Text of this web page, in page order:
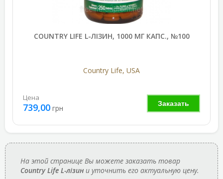
COUNTRY LIFE L-ЛІЗИН, 1000 МГ КАПС., №100
Country Life, USA
Заказать
Цена
739,00 грн
На этой странице Вы можете заказать товар
Country Life L-лізин и уточнить его актуальную цену.